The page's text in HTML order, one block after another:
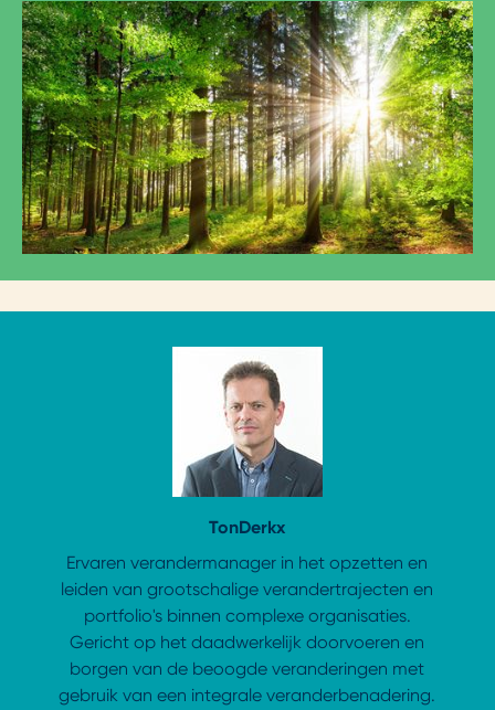
TonDerkx
Ervaren verandermanager in het opzetten en
leiden van grootschalige verandertrajecten en
portfolio's binnen complexe organisaties.
Gericht op het daadwerkelijk doorvoeren en
borgen van de beoogde veranderingen met
gebruik van een integrale veranderbenadering.